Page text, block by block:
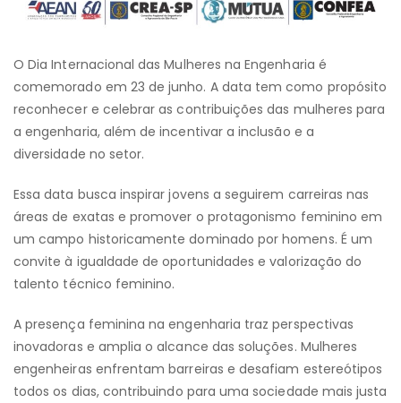
O Dia Internacional das Mulheres na Engenharia é
comemorado em 23 de junho. A data tem como propósito
reconhecer e celebrar as contribuições das mulheres para
a engenharia, além de incentivar a inclusão e a
diversidade no setor.
Essa data busca inspirar jovens a seguirem carreiras nas
áreas de exatas e promover o protagonismo feminino em
um campo historicamente dominado por homens. É um
convite à igualdade de oportunidades e valorização do
talento técnico feminino.
A presença feminina na engenharia traz perspectivas
inovadoras e amplia o alcance das soluções. Mulheres
engenheiras enfrentam barreiras e desafiam estereótipos
todos os dias, contribuindo para uma sociedade mais justa